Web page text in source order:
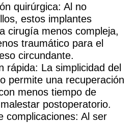
quirúrgica: Al no
estos implantes
cirugía menos compleja,
traumático para el
circundante.
rápida: La simplicidad del
permite una recuperación
menos tiempo de
postoperatorio.
complicaciones: Al ser